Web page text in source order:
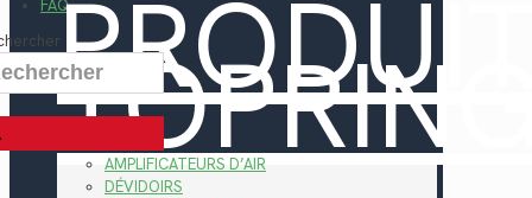
FAQ
AMPLIFICATEURS D’AIR
DÉVIDOIRS